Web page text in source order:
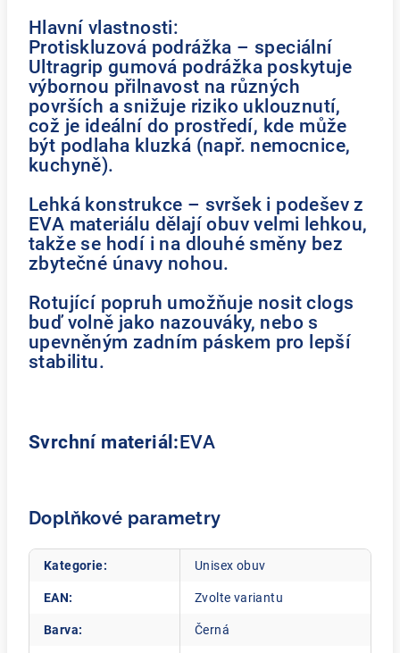
Hlavní vlastnosti:
Protiskluzová podrážka – speciální
Ultragrip gumová podrážka poskytuje
výbornou přilnavost na různých
površích a snižuje riziko uklouznutí,
což je ideální do prostředí, kde může
být podlaha kluzká (např. nemocnice,
kuchyně).
Lehká konstrukce – svršek i podešev z
EVA materiálu dělají obuv velmi lehkou,
takže se hodí i na dlouhé směny bez
zbytečné únavy nohou.
Rotující popruh umožňuje nosit clogs
buď volně jako nazouváky, nebo s
upevněným zadním páskem pro lepší
stabilitu.
Svrchní materiál:EVA
Doplňkové parametry
Kategorie: Unisex obuv
EAN: Zvolte variantu
Barva: Černá